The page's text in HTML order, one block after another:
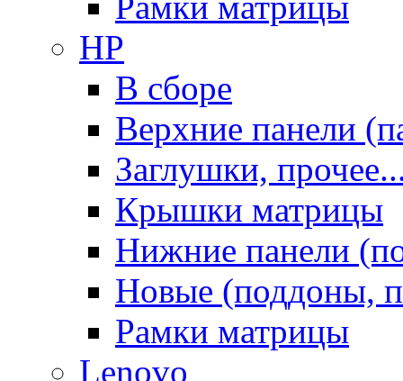
HP
В сборе
Верхние панели
Заглушки,
Крышки матрицы
Нижние панели
Новые (поддоны,
Рамки матрицы
Lenovo